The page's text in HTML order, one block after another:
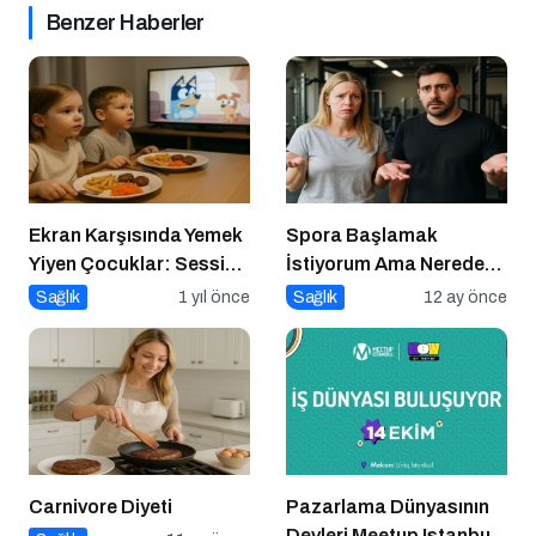
Benzer Haberler
Ekran Karşısında Yemek
Yiyen Çocuklar: Sessiz
Tehlike
Sağlık 1 yıl önce
Spora Başlamak
İstiyorum Ama Nereden
Başlayacağımı
Sağlık 12 ay önce
Carnivore Diyeti
Pazarlama Dünyasının